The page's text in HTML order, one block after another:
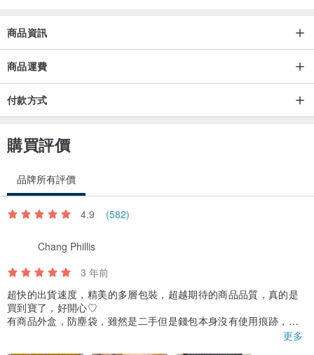
商品資訊
商品運費
付款方式
購買評價
品牌所有評價
4.9 (582)
Chang Phillis
3 年前
超快的出貨速度，精美的多層包裝，超越期待的商品品質，真的是
買到寶了，好開心♡
有商品外盒，防塵袋，雖然是二手但是錢包本身沒有使用痕跡，品
更多